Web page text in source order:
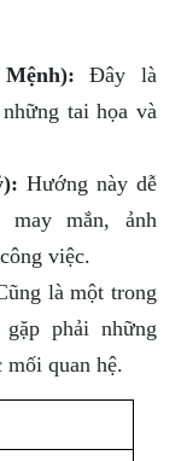
Đây là
tai họa và
Hướng này dễ
may mắn, ảnh
việc.
là một trong
phải những
mối quan hệ.